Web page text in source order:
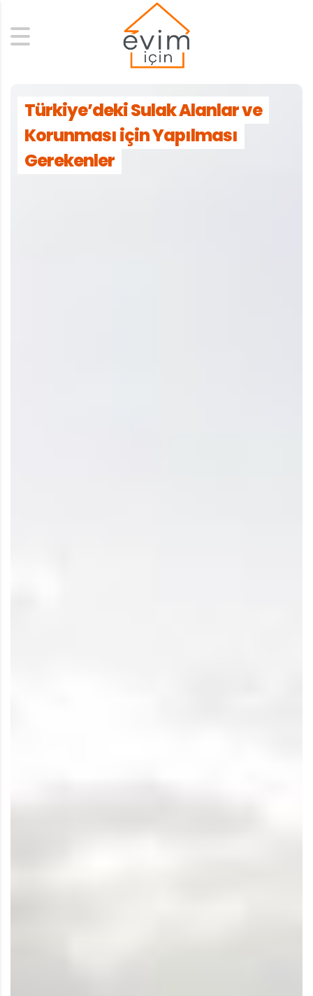
Search
Türkiye’deki Sulak Alanlar ve
Korunması için Yapılması
Gerekenler